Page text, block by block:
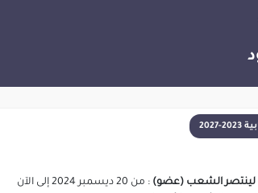
2027
لينتصر الشعب (عضو): من 20 ديسمبر 2024 إلىالآن